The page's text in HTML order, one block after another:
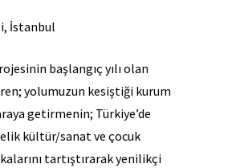
İstanbul
başlangıç yılı olan
yolumuzun kesiştiği kurum
getirmenin; Türkiye’de
kültür/sanat ve çocuk
tartıştırarak yenilikçi